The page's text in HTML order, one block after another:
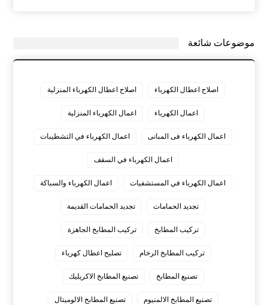
موضوعات شائعة
اصلاح اعطال الكهرباء اصلاح اعطال الكهرباء المنزلية
اعمال الكهرباء اعمال الكهرباء المنزلية
اعمال الكهرباء فى المبانى اعمال الكهرباء في التشطيبات
اعمال الكهرباء في السقف
اعمال الكهرباء في المستشفيات اعمال الكهرباء والسباكة
تجديد الحمامات تجديد الحمامات القديمة
تركيب المطابخ تركيب المطابخ الجاهزة
تركيب المطابخ الرخام تصليح اعطال كهرباء
تصنيع المطابخ تصنيع المطابخ الاكريليك
تصنيع المطابخ الالمنيوم تصنيع المطابخ الالوميتال